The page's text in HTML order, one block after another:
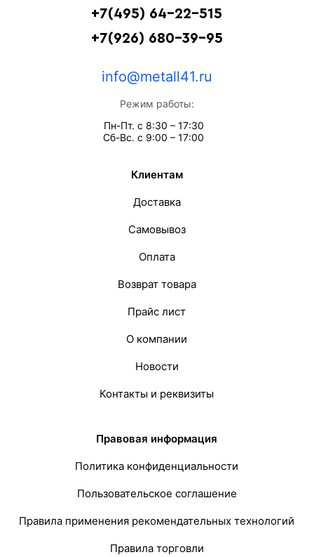
+7(495) 64-22-515
+7(926) 680-39-95
info@metall41.ru
Режим работы:
Пн-Пт. с 8:30 – 17:30
Сб-Вс. с 9:00 – 17:00
Клиентам
Доставка
Самовывоз
Оплата
Возврат товара
Прайс лист
О компании
Новости
Контакты и реквизиты
Правовая информация
Политика конфиденциальности
Пользовательское соглашение
Правила применения рекомендательных технологий
Правила торговли